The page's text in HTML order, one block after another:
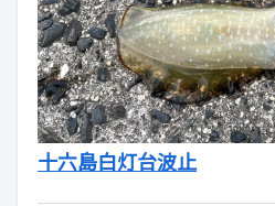
十六島白灯台波止